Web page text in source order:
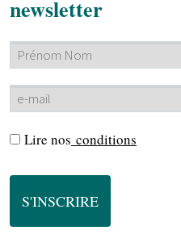
newsletter
Lire nos conditions